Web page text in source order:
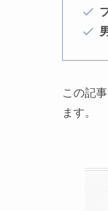
この記
ます。